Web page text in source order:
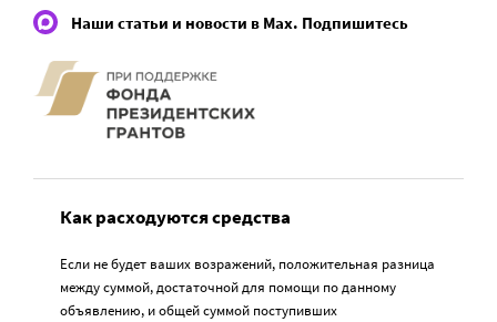
Наши статьи и новости в Max. Подпишитесь
Как расходуются средства
Если не будет ваших возражений, положительная разница
между суммой, достаточной для помощи по данному
объявлению, и общей суммой поступивших